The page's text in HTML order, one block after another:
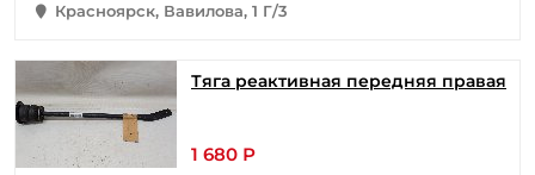
Красноярск, Вавилова, 1 Г/3
Тяга реактивная передняя правая
1 680 Р